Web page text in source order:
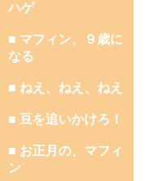
ハゲ
■ マフィン、９歳に
なる
■ ねえ、ねえ、ねえ
■ 豆を追いかけろ！
■ お正月の、マフィ
ン